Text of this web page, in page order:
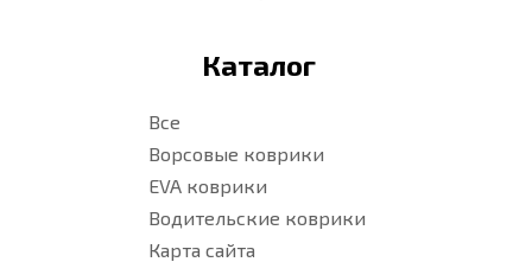
Каталог
Все
Ворсовые коврики
EVA коврики
Водительские коврики
Карта сайта